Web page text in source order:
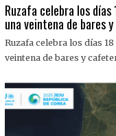
J
U
I
O
0
2
5
Ruzafa celebra los
una veintena de bares
Ruzafa celebra los días
veintena de bares y